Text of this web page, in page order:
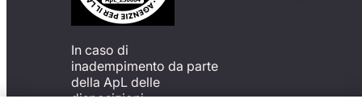
In caso di
inadempimento da parte
della ApL delle
disposizioni